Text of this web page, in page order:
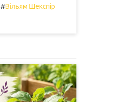
#Вільям Шекспір